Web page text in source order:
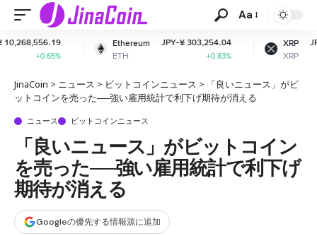
Aa
Ethereum
ETH
JPY-¥ 303,254.04
XRP
XRP
JPY-¥ 165.07
+2.86%
JinaCoin > ニュース > ビットコインニュース >
「良いニュース」がビ
ットコインを売った──強い雇用統計で利下げ期待が消える
ニュース ビットコインニュース
「良いニュース」がビットコイン
を売った──強い雇用統計で利下げ
期待が消える
Googleの優先する情報源に追加